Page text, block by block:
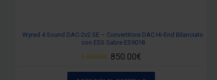
Wyred 4 Sound DAC-2v2 SE – Convertitore DAC Hi-End Bilanciato
con ESS Sabre ES9018
850.00€
1,700.00€